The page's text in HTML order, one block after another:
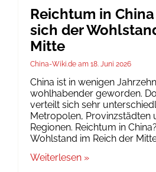
Reichtum in
sich der
Mitte
China-Wiki.de 18. Juni 2026
China ist in wenigen
wohlhabender geworden.
verteilt sich sehr
Metropolen, Provinzstädten
Regionen. Reichtum in
Wohlstand im Reich der
Weiterlesen »